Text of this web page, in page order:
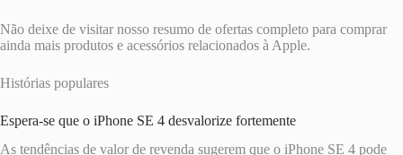
Não deixe de visitar nosso resumo de ofertas completo para comprar
ainda mais produtos e acessórios relacionados à Apple.
Histórias populares
Espera-se que o iPhone SE 4 desvalorize fortemente
As tendências de valor de revenda sugerem que o iPhone SE 4 pode